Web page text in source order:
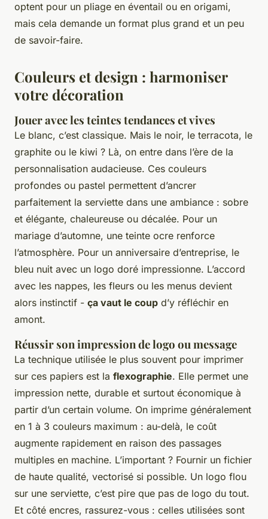
optent pour un pliage en éventail ou en origami,
mais cela demande un format plus grand et un peu
de savoir-faire.
Couleurs et design : harmoniser
votre décoration
Jouer avec les teintes tendances et vives
Le blanc, c’est classique. Mais le noir, le terracota, le
graphite ou le kiwi ? Là, on entre dans l’ère de la
personnalisation audacieuse. Ces couleurs
profondes ou pastel permettent d’ancrer
parfaitement la serviette dans une ambiance : sobre
et élégante, chaleureuse ou décalée. Pour un
mariage d’automne, une teinte ocre renforce
l’atmosphère. Pour un anniversaire d’entreprise, le
bleu nuit avec un logo doré impressionne. L’accord
avec les nappes, les fleurs ou les menus devient
alors instinctif - ça vaut le coup d’y réfléchir en
amont.
Réussir son impression de logo ou message
La technique utilisée le plus souvent pour imprimer
sur ces papiers est la flexographie. Elle permet une
impression nette, durable et surtout économique à
partir d’un certain volume. On imprime généralement
en 1 à 3 couleurs maximum : au-delà, le coût
augmente rapidement en raison des passages
multiples en machine. L’important ? Fournir un fichier
de haute qualité, vectorisé si possible. Un logo flou
sur une serviette, c’est pire que pas de logo du tout.
Et côté encres, rassurez-vous : celles utilisées sont